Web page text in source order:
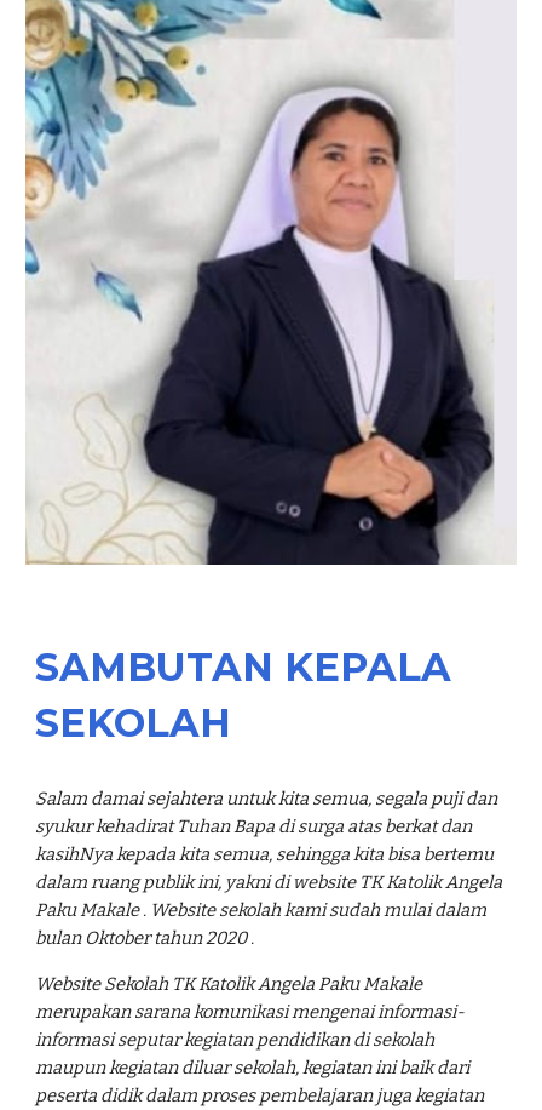
SAMBUTAN KEPALA
SEKOLAH
Salam damai sejahtera untuk kita semua, segala puji dan
syukur kehadirat Tuhan Bapa di surga atas berkat dan
kasihNya kepada kita semua, sehingga kita bisa bertemu
dalam ruang publik ini, yakni di website TK Katolik Angela
Paku Makale . Website sekolah kami sudah mulai dalam
bulan Oktober tahun 2020.
Website Sekolah TK Katolik Angela Paku Makale
merupakan sarana komunikasi mengenai informasi-
informasi seputar kegiatan pendidikan di sekolah
maupun kegiatan diluar sekolah, kegiatan ini baik dari
peserta didik dalam proses pembelajaran juga kegiatan